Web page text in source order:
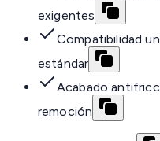
exigentes
Compatibilidad
estándar
Acabado
remoción